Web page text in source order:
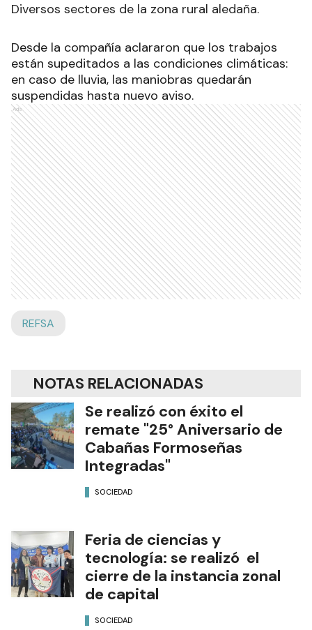
Diversos sectores de la zona rural aledaña.
Desde la compañía aclararon que los trabajos
están supeditados a las condiciones climáticas:
en caso de lluvia, las maniobras quedarán
suspendidas hasta nuevo aviso.
Ads
REFSA
NOTAS RELACIONADAS
Se realizó con éxito el
remate "25° Aniversario de
Cabañas Formoseñas
Integradas"
SOCIEDAD
Feria de ciencias y
tecnología: se realizó el
cierre de la instancia zonal
de capital
SOCIEDAD